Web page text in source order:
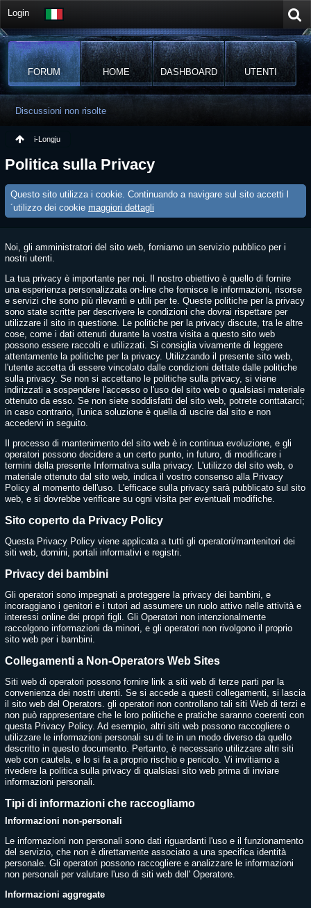
Login
FORUM HOME DASHBOARD UTENTI
Discussioni non risolte
i-Longju
Politica sulla Privacy
Questo sito utilizza i cookie. Continuando a navigare sul sito accetti l
´utilizzo dei cookie maggiori dettagli
Noi, gli amministratori del sito web, forniamo un servizio pubblico per i
nostri utenti.
La tua privacy è importante per noi. Il nostro obiettivo è quello di fornire
una esperienza personalizzata on-line che fornisce le informazioni, risorse
e servizi che sono più rilevanti e utili per te. Queste politiche per la privacy
sono state scritte per descrivere le condizioni che dovrai rispettare per
utilizzare il sito in questione. Le politiche per la privacy discute, tra le altre
cose, come i dati ottenuti durante la vostra visita a questo sito web
possono essere raccolti e utilizzati. Si consiglia vivamente di leggere
attentamente la politiche per la privacy. Utilizzando il presente sito web,
l'utente accetta di essere vincolato dalle condizioni dettate dalle politiche
sulla privacy. Se non si accettano le politiche sulla privacy, si viene
indirizzati a sospendere l'accesso o l'uso del sito web o qualsiasi materiale
ottenuto da esso. Se non siete soddisfatti del sito web, potrete conttatarci;
in caso contrario, l'unica soluzione è quella di uscire dal sito e non
accedervi in seguito.
Il processo di mantenimento del sito web è in continua evoluzione, e gli
operatori possono decidere a un certo punto, in futuro, di modificare i
termini della presente Informativa sulla privacy. L'utilizzo del sito web, o
materiale ottenuto dal sito web, indica il vostro consenso alla Privacy
Policy al momento dell'uso. L'efficace sulla privacy sarà pubblicato sul sito
web, e si dovrebbe verificare su ogni visita per eventuali modifiche.
Sito coperto da Privacy Policy
Questa Privacy Policy viene applicata a tutti gli operatori/mantenitori dei
siti web, domini, portali informativi e registri.
Privacy dei bambini
Gli operatori sono impegnati a proteggere la privacy dei bambini, e
incoraggiano i genitori e i tutori ad assumere un ruolo attivo nelle attività e
interessi online dei propri figli. Gli Operatori non intenzionalmente
raccolgono informazioni da minori, e gli operatori non rivolgono il proprio
sito web per i bambini.
Collegamenti a Non-Operators Web Sites
Siti web di operatori possono fornire link a siti web di terze parti per la
convenienza dei nostri utenti. Se si accede a questi collegamenti, si lascia
il sito web del Operators. gli operatori non controllano tali siti Web di terzi e
non può rappresentare che le loro politiche e pratiche saranno coerenti con
questa Privacy Policy. Ad esempio, altri siti web possono raccogliere o
utilizzare le informazioni personali su di te in un modo diverso da quello
descritto in questo documento. Pertanto, è necessario utilizzare altri siti
web con cautela, e lo si fa a proprio rischio e pericolo. Vi invitiamo a
rivedere la politica sulla privacy di qualsiasi sito web prima di inviare
informazioni personali.
Tipi di informazioni che raccogliamo
Informazioni non-personali
Le informazioni non personali sono dati riguardanti l'uso e il funzionamento
del servizio, che non è direttamente associato a una specifica identità
personale. Gli operatori possono raccogliere e analizzare le informazioni
non personali per valutare l'uso di siti web dell' Operatore.
Informazioni aggregate